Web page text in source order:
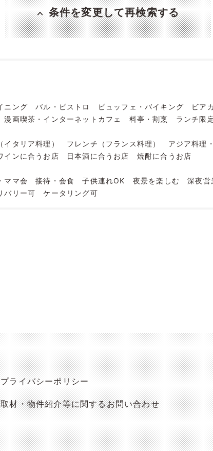
条件を変更して再検索する
ニング バル・ビストロ ビュッフェ・バイキング ビア
漫画喫茶・インターネットカフェ 料亭・割烹 ランチ限
イタリア料理） フレンチ（フランス料理） アジア料理
インに合うお店 日本酒に合うお店
焼酎に合うお店
ママ会 接待・会食 子供連れOK 夜景を楽しむ 深夜営
バリー可 ケータリング可
プライバシーポリシー
取材・物件紹介等に関するお問い合わせ